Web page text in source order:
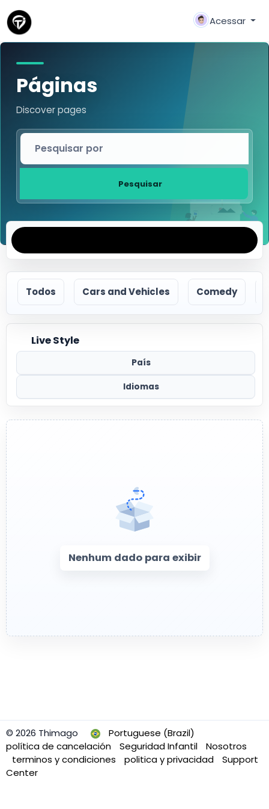
Acessar
Páginas
Discover pages
Pesquisar
Todos Cars and Vehicles Comedy
Live Style
País
Idiomas
Nenhum dado para exibir
© 2026 Thimago
Portuguese (Brazil)
política de cancelación
Seguridad Infantil
Nosotros
terminos y condiciones
politica y privacidad
Support
Center